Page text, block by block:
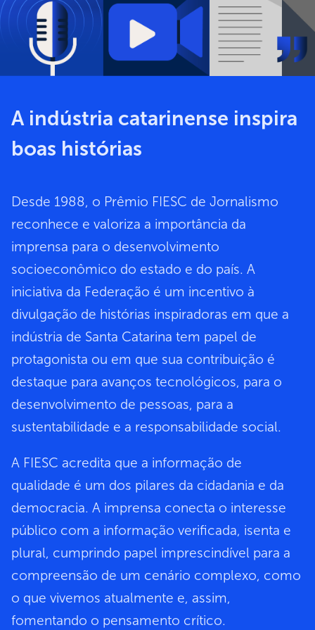
A indústria catarinense inspira
boas histórias
Desde 1988, o Prêmio FIESC de Jornalismo
reconhece e valoriza a importância da
imprensa para o desenvolvimento
socioeconômico do estado e do país. A
iniciativa da Federação é um incentivo à
divulgação de histórias inspiradoras em que a
indústria de Santa Catarina tem papel de
protagonista ou em que sua contribuição é
destaque para avanços tecnológicos, para o
desenvolvimento de pessoas, para a
sustentabilidade e a responsabilidade social.
A FIESC acredita que a informação de
qualidade é um dos pilares da cidadania e da
democracia. A imprensa conecta o interesse
público com a informação verificada, isenta e
plural, cumprindo papel imprescindível para a
compreensão de um cenário complexo, como
o que vivemos atualmente e, assim,
fomentando o pensamento crítico.